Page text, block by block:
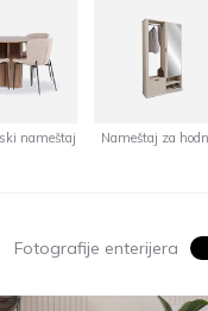
nameštaj Nameštaj za
Fotografije enterijera